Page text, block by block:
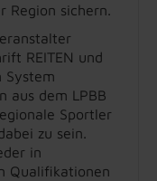
Region sichern.
REITEN und
System
aus dem LPBB
Sportler
zu sein.
in
Qualifikationen